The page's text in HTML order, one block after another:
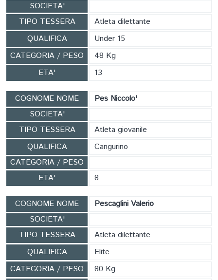
SOCIETA'
TIPO TESSERA
Atleta dilettante
QUALIFICA
Under 15
CATEGORIA / PESO
48 Kg
ETA'
13
COGNOME NOME
Pes Niccolo'
SOCIETA'
TIPO TESSERA
Atleta giovanile
QUALIFICA
Cangurino
CATEGORIA / PESO
ETA'
8
COGNOME NOME
Pescaglini Valerio
SOCIETA'
TIPO TESSERA
Atleta dilettante
QUALIFICA
Elite
CATEGORIA / PESO
80 Kg